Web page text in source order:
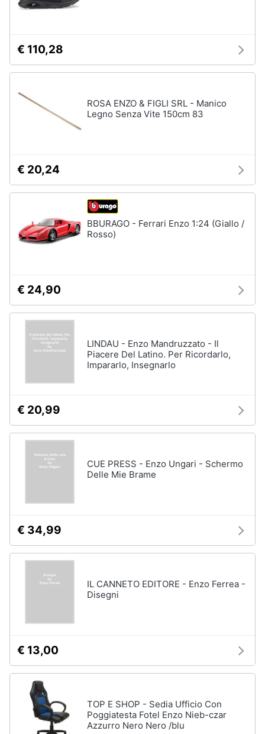
€ 110,28
ROSA ENZO & FIGLI SRL - Manico
Legno Senza Vite 150cm 83
€ 20,24
BBURAGO - Ferrari Enzo 1:24 (Giallo /
Rosso)
€ 24,90
LINDAU - Enzo Mandruzzato - Il
Piacere Del Latino. Per Ricordarlo,
Impararlo, Insegnarlo
€ 20,99
CUE PRESS - Enzo Ungari - Schermo
Delle Mie Brame
€ 34,99
IL CANNETO EDITORE - Enzo Ferrea -
Disegni
€ 13,00
TOP E SHOP - Sedia Ufficio Con
Poggiatesta Fotel Enzo Nieb-czar
Azzurro Nero Nero /blu